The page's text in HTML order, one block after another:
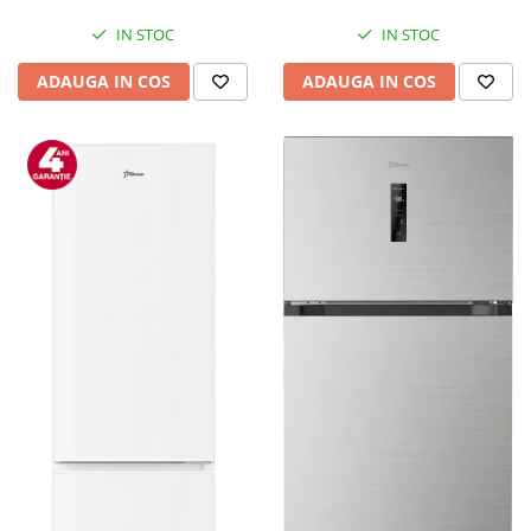
Sisteme audio
Imprimante & Scannere
Monitoare
Playere, Boxe & Casti
Radio cu ceas & portabile
Tabla interactiva
IN STOC
ADAUGA IN COS
IN STOC
ADAUGA IN COS